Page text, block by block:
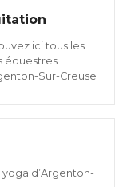
ici tous les
équestres
Sur-Creuse
d’Argenton-